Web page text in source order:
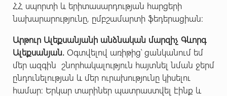
ՀՀ սպորտի և երիտասարդության հարցերի
նախարարությունը, ըմբշամարտի ֆեդերացիան:
Արթուր Ալեքսանյանի անձնական մարզիչ Գևորգ
Ալեքսանյան.Օգտվելով առիթից՝ ցանկանում եմ
մեր ազգին շնորհակալություն հայտնել նման ջերմ
ընդունելության և մեր ուրախությունը կիսելու
համար: Երկար տարիներ պատրաստվել էինք և